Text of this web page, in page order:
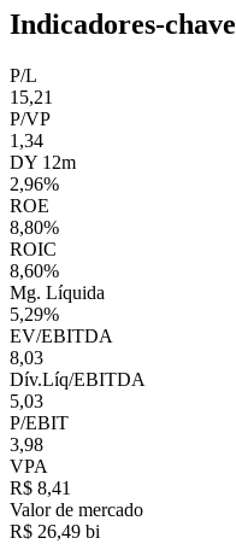
Indicadores-chave
P/L
15,21
P/VP
1,34
DY 12m
2,96%
ROE
8,80%
ROIC
8,60%
Mg. Líquida
5,29%
EV/EBITDA
8,03
Dív.Líq/EBITDA
5,03
P/EBIT
3,98
VPA
R$ 8,41
Valor de mercado
R$ 26,49 bi